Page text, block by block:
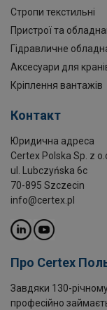
Стропи текстильні
Пристрої та
Гідравличне
Аксесуари для
Кріплення вантажів
Контакт
Юридична адреса
Certex Polska Sp. z
ul. Lubczyńska 6c
70-895 Szczecin
info@certex.pl
Про Certex
Завдяки 130-річному
професійно